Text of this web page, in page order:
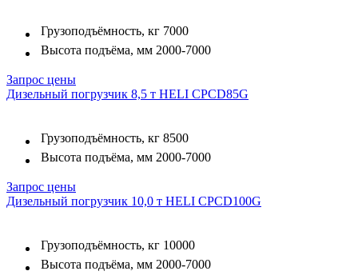
Грузоподъёмность, кг 7000
Высота подъёма, мм 2000-7000
Запрос цены
Дизельный погрузчик 8,5 т HELI CPCD85G
Грузоподъёмность, кг 8500
Высота подъёма, мм 2000-7000
Запрос цены
Дизельный погрузчик 10,0 т HELI CPCD100G
Грузоподъёмность, кг 10000
Высота подъёма, мм 2000-7000